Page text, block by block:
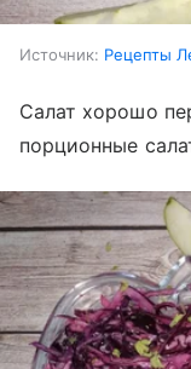
Источник: Рецепты
Салат хорошо
порционные